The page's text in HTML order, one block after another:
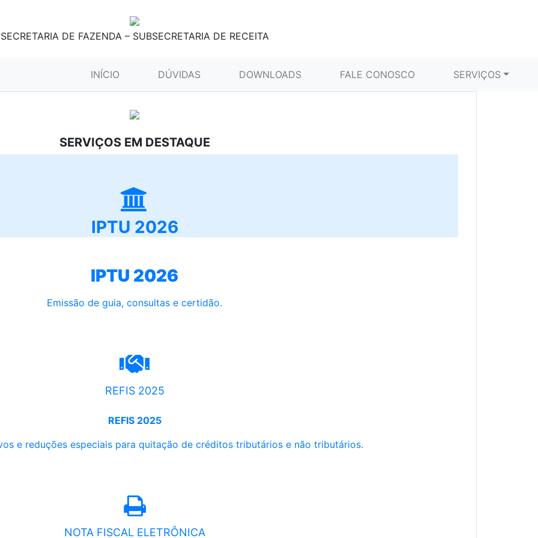
SECRETARIA DE FAZENDA – SUBSECRETARIA DE RECEITA
INÍCIO (CURRENT)DÚVIDAS DOWNLOADS FALE CONOSCO SERVIÇOS
SERVIÇOS EM DESTAQUE
IPTU 2026
IPTU 2026
Emissão de guia, consultas e certidão.
REFIS 2025
REFIS 2025
e reduções especiais para quitação de créditos tributários e não tributários.
NOTA FISCAL ELETRÔNICA